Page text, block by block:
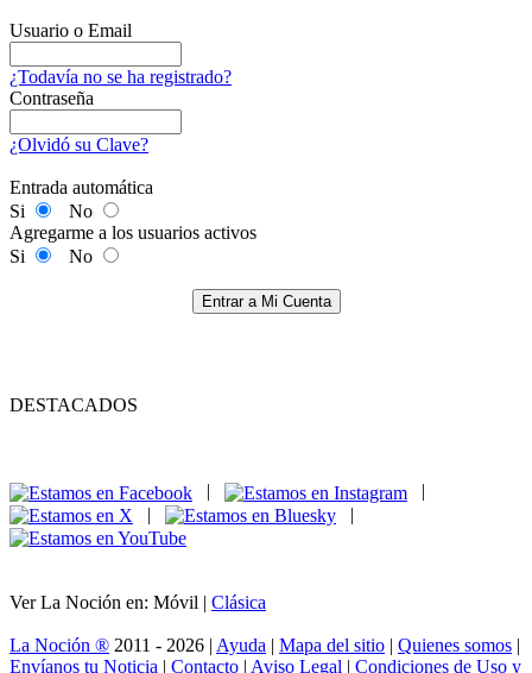
Usuario o Email
¿Todavía no se ha registrado?
Contraseña
¿Olvidó su Clave?
Entrada automática
Si
No
Agregarme a los usuarios activos
Si
No
Entrar a Mi Cuenta
DESTACADOS
|
|
Ver La Noción en: Móvil | Clásica
La Noción ® 2011 - 2026 | Ayuda | Mapa del sitio | Quienes somos |
Envíanos tu Noticia | Contacto | Aviso Legal | Condiciones de Uso y